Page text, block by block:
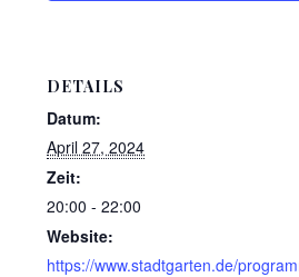
DETAILS
Datum:
April 27, 2024
Zeit:
20:00 - 22:00
Website:
https://www.stadtgarten.de/